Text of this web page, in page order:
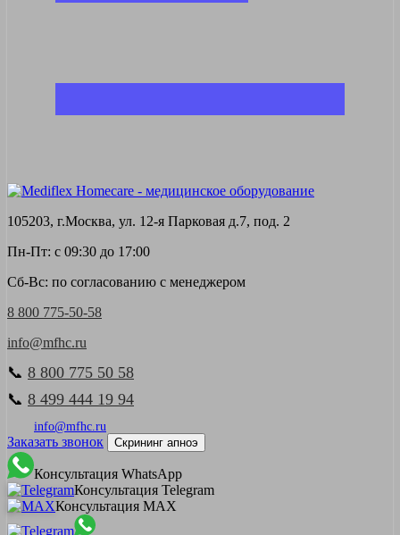
105203, г.Москва, ул. 12-я Парковая д.7, под. 2
Пн-Пт: с 09:30 до 17:00
Сб-Вс: по согласованию с менеджером
8 800 775-50-58
info@mfhc.ru
📞 8 800 775 50 58
📞 8 499 444 19 94
info@mfhc.ru
Заказать звонок Скрининг апноэ
Консультация WhatsApp
Консультация Telegram
Консультация MAX